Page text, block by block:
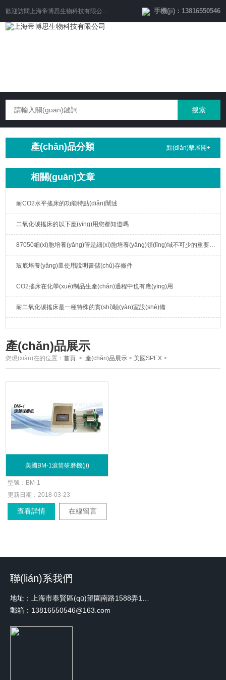
歡迎訪問 上海帝博思生物科技有限公司 網(wǎng)站！ 手機(jī)：13816550546
產(chǎn)品分類 點(diǎn)擊展開+
相關(guān)文章
耐CO2水平搖床的功能特點(diǎn)闡述
二氧化碳搖床的以下應(yīng)用您都知道嗎
87050細(xì)胞培養(yǎng)管是細(xì)胞培養(yǎng)領(lǐng)域不可少的重要工具
玻底培養(yǎng)皿使用說明書儲(chǔ)存條件
CO2搖床在化學(xué)制品生產(chǎn)過程中也有應(yīng)用
耐二氧化碳搖床是一種特殊的實(shí)驗(yàn)室設(shè)備
產(chǎn)品展示
您現(xiàn)在的位置：首頁 > 產(chǎn)品展示 >美國SPEX >
美國BM-1滾筒研磨機(jī)
型號： BM-1
更新日期：2018-03-23
查看詳情 在線留言
聯(lián)系我們
郵箱：13816550546@163.com